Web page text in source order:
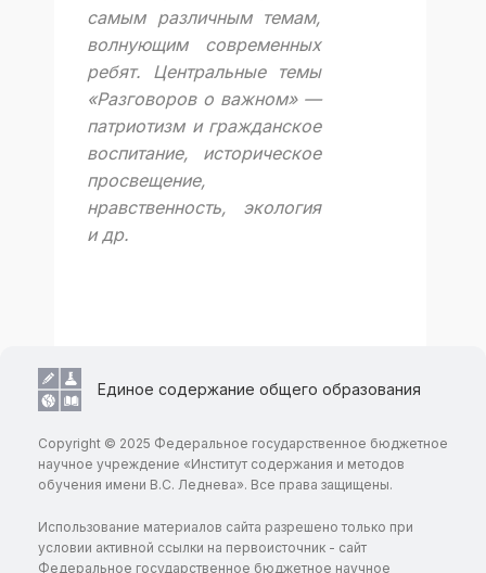
самым различным темам,
волнующим современных
ребят. Центральные темы
«Разговоров о важном» —
патриотизм и гражданское
воспитание, историческое
просвещение,
нравственность, экология
и др.
Единое содержание общего образования
Copyright © 2025 Федеральное государственное бюджетное
научное учреждение «Институт содержания и методов
обучения имени В.С. Леднева». Все права защищены.
Использование материалов сайта разрешено только при
условии активной ссылки на первоисточник - сайт
Федеральное государственное бюджетное научное